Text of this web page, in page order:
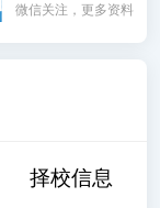
微信关注，更多资料
择校信息